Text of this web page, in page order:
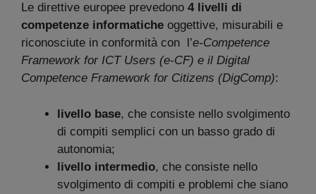
Le direttive europee prevedono 4 livelli di
competenze informatiche oggettive, misurabili e
riconosciute in conformità con l’e-Competence
Framework for ICT Users (e-CF) e il Digital
Competence Framework for Citizens (DigComp):
livello base, che consiste nello svolgimento
di compiti semplici con un basso grado di
autonomia;
livello intermedio, che consiste nello
svolgimento di compiti e problemi che siano